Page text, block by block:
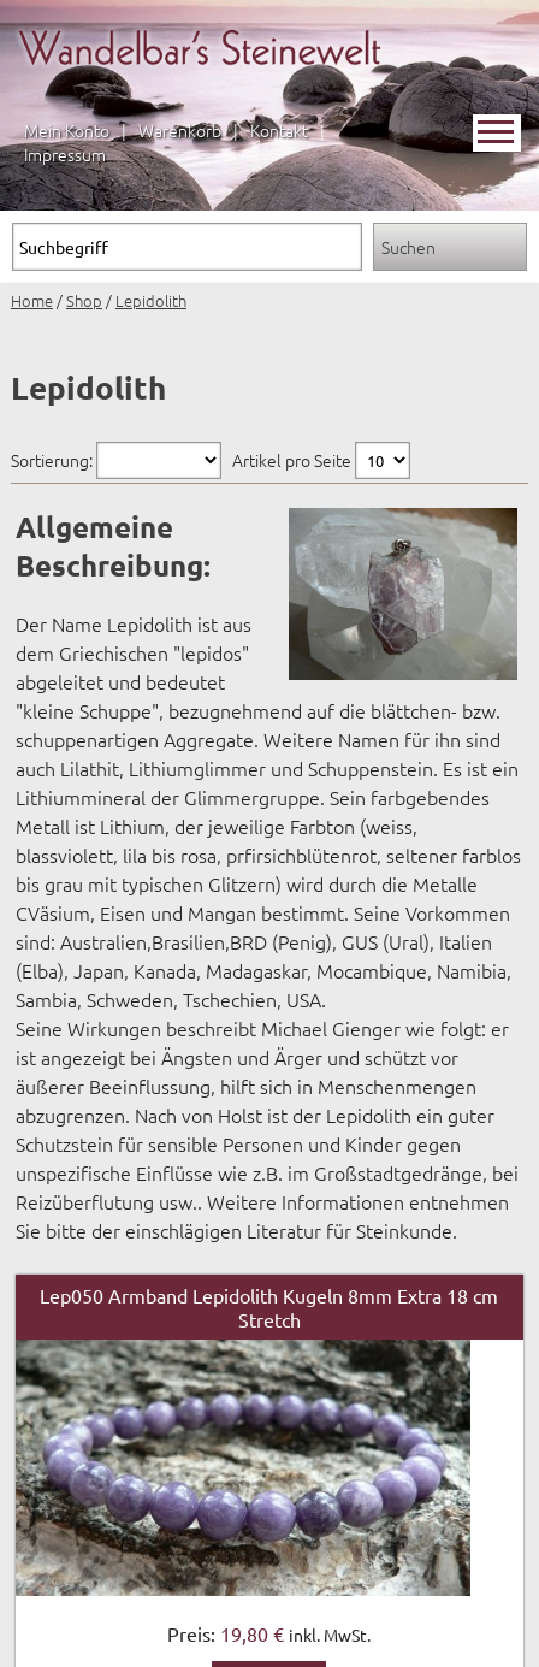
Mein Konto | Warenkorb | Kontakt |
Impressum
Home/Shop / Lepidolith
Lepidolith
Sortierung: Artikel pro Seite
Allgemeine
Beschreibung:
Der Name Lepidolith ist aus
dem Griechischen "lepidos"
abgeleitet und bedeutet
"kleine Schuppe", bezugnehmend auf die blättchen- bzw.
schuppenartigen Aggregate. Weitere Namen für ihn sind
auch Lilathit, Lithiumglimmer und Schuppenstein. Es ist ein
Lithiummineral der Glimmergruppe. Sein farbgebendes
Metall ist Lithium, der jeweilige Farbton (weiss,
blassviolett, lila bis rosa, prfirsichblütenrot, seltener farblos
bis grau mit typischen Glitzern) wird durch die Metalle
CVäsium, Eisen und Mangan bestimmt. Seine Vorkommen
sind: Australien,Brasilien,BRD (Penig), GUS (Ural), Italien
(Elba), Japan, Kanada, Madagaskar, Mocambique, Namibia,
Sambia, Schweden, Tschechien, USA.
Seine Wirkungen beschreibt Michael Gienger wie folgt: er
ist angezeigt bei Ängsten und Ärger und schützt vor
äußerer Beeinflussung, hilft sich in Menschenmengen
abzugrenzen. Nach von Holst ist der Lepidolith ein guter
Schutzstein für sensible Personen und Kinder gegen
unspezifische Einflüsse wie z.B. im Großstadtgedränge, bei
Reizüberflutung usw.. Weitere Informationen entnehmen
Sie bitte der einschlägigen Literatur für Steinkunde.
Lep050 Armband Lepidolith Kugeln 8mm Extra 18 cm
Stretch
Preis: 19,80 € inkl. MwSt.